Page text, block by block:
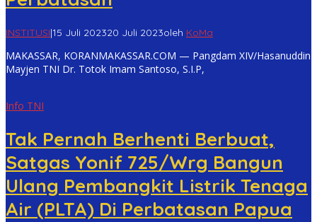
INSTITUSI|15 Juli 202320 Juli 2023oleh KoMa
MAKASSAR, KORANMAKASSAR.COM — Pangdam XIV/Hasanuddin
Mayjen TNI Dr. Totok Imam Santoso, S.I.P,
Info TNI
Tak Pernah Berhenti Berbuat,
Satgas Yonif 725/Wrg Bangun
Ulang Pembangkit Listrik Tenaga
Air (PLTA) Di Perbatasan Papua